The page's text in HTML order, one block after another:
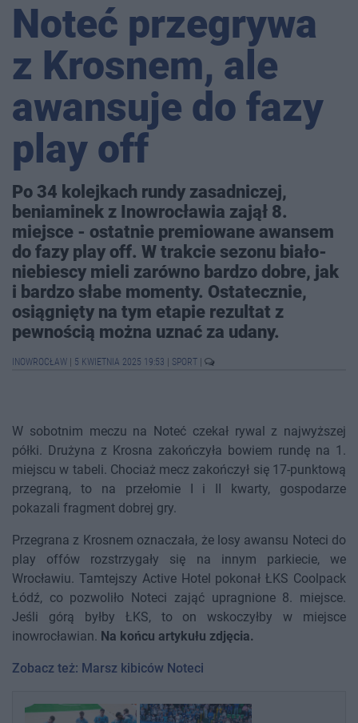
Noteć przegrywa
z Krosnem, ale
awansuje do fazy
play off
Po 34 kolejkach rundy zasadniczej,
beniaminek z Inowrocławia zajął 8.
miejsce - ostatnie premiowane awansem
do fazy play off. W trakcie sezonu biało-
niebiescy mieli zarówno bardzo dobre, jak
i bardzo słabe momenty. Ostatecznie,
osiągnięty na tym etapie rezultat z
pewnością można uznać za udany.
INOWROCŁAW 5 KWIETNIA 2025 19:53 SPORT
W sobotnim meczu na Noteć czekał rywal z najwyższej
półki. Drużyna z Krosna zakończyła bowiem rundę na 1.
miejscu w tabeli. Chociaż mecz zakończył się 17-punktową
przegraną, to na przełomie I i II kwarty, gospodarze
pokazali fragment dobrej gry.
Przegrana z Krosnem oznaczała, że losy awansu Noteci do
play offów rozstrzygały się na innym parkiecie, we
Wrocławiu. Tamtejszy Active Hotel pokonał ŁKS Coolpack
Łódź, co pozwoliło Noteci zająć upragnione 8. miejsce.
Jeśli górą byłby ŁKS, to on wskoczyłby w miejsce
inowrocławian. Na końcu artykułu zdjęcia.
Zobacz też: Marsz kibiców Noteci